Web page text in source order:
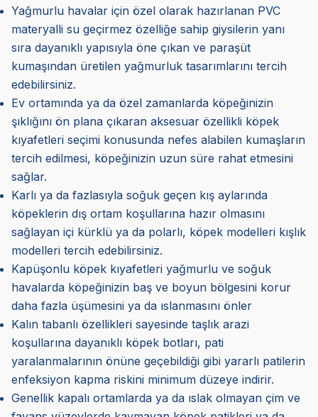
Yağmurlu havalar için özel olarak hazırlanan PVC
materyalli su geçirmez özelliğe sahip giysilerin yanı
sıra dayanıklı yapısıyla öne çıkan ve paraşüt
kumaşından üretilen yağmurluk tasarımlarını tercih
edebilirsiniz.
Ev ortamında ya da özel zamanlarda köpeğinizin
şıklığını ön plana çıkaran aksesuar özellikli köpek
kıyafetleri seçimi konusunda nefes alabilen kumaşların
tercih edilmesi, köpeğinizin uzun süre rahat etmesini
sağlar.
Karlı ya da fazlasıyla soğuk geçen kış aylarında
köpeklerin dış ortam koşullarına hazır olmasını
sağlayan içi kürklü ya da polarlı, köpek modelleri kışlık
modelleri tercih edebilirsiniz.
Kapüşonlu köpek kıyafetleri yağmurlu ve soğuk
havalarda köpeğinizin baş ve boyun bölgesini korur
daha fazla üşümesini ya da ıslanmasını önler
Kalın tabanlı özellikleri sayesinde taşlık arazi
koşullarına dayanıklı köpek botları, pati
yaralanmalarının önüne geçebildiği gibi yararlı patilerin
enfeksiyon kapma riskini minimum düzeye indirir.
Genellik kapalı ortamlarda ya da ıslak olmayan çim ve